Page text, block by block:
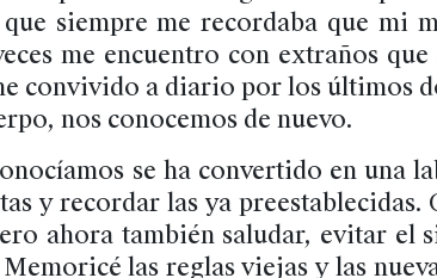
siempre me recordaba que mi
me encuentro con extraños
convivido a diario por los últimos
nos conocemos de nuevo.
se ha convertido en una
y recordar las ya preestablecidas.
ahora también saludar, evitar el
Memoricé las reglas viejas y las